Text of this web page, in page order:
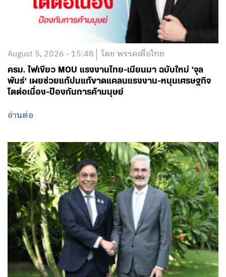
August 5, 2026 - 15:48 โดย พรรคเพื่อไทย
ครม. ไฟเขียว MOU แรงงานไทย-เมียนมา ฉบับใหม่ ‘จุล
พันธ์’ เผยช่วยแก้ปมแก้ขาดแคลนแรงงาน-หนุนเศรษฐกิจ
โตต่อเนื่อง-ป้องกันการค้ามนุษย์
อ่านต่อ